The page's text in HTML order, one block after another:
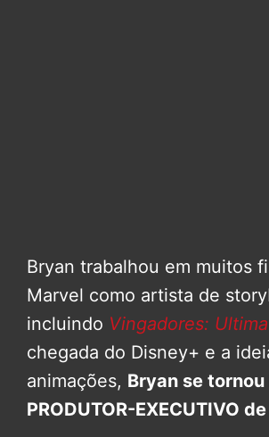
Bryan trabalhou em muitos
Marvel como artista de
incluindo Vingadores:
chegada do Disney+ e a
animações, Bryan se tornou
PRODUTOR-EXECUTIVO